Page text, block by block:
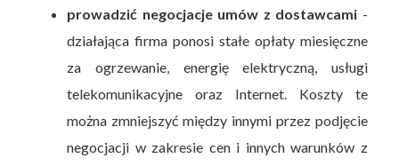
prowadzić negocjacje umów z dostawcami -
działająca firma ponosi stałe opłaty miesięczne
za ogrzewanie, energię elektryczną, usługi
telekomunikacyjne oraz Internet. Koszty te
można zmniejszyć między innymi przez podjęcie
negocjacji w zakresie cen i innych warunków z